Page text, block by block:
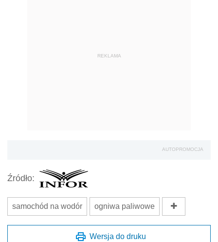
REKLAMA
AUTOPROMOCJA
Źródło:
samochód na wodór ogniwa paliwowe
Wersja do druku